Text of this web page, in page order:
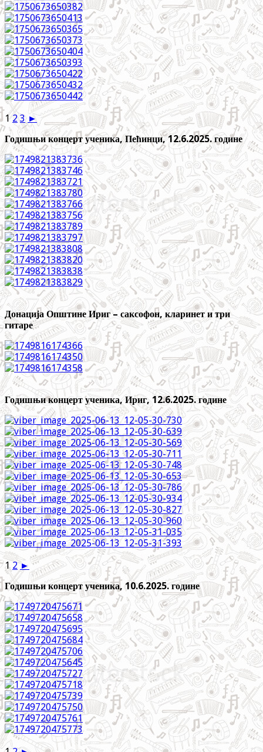
1 2 3 ►
Годишњи концерт ученика, Пећинци, 12.6.2025. године
Донација Општине Ириг – саксофон, кларинет и три
гитаре
Годишњи концерт ученика, Ириг, 12.6.2025. године
1 2 ►
Годишњи концерт ученика, 10.6.2025. године